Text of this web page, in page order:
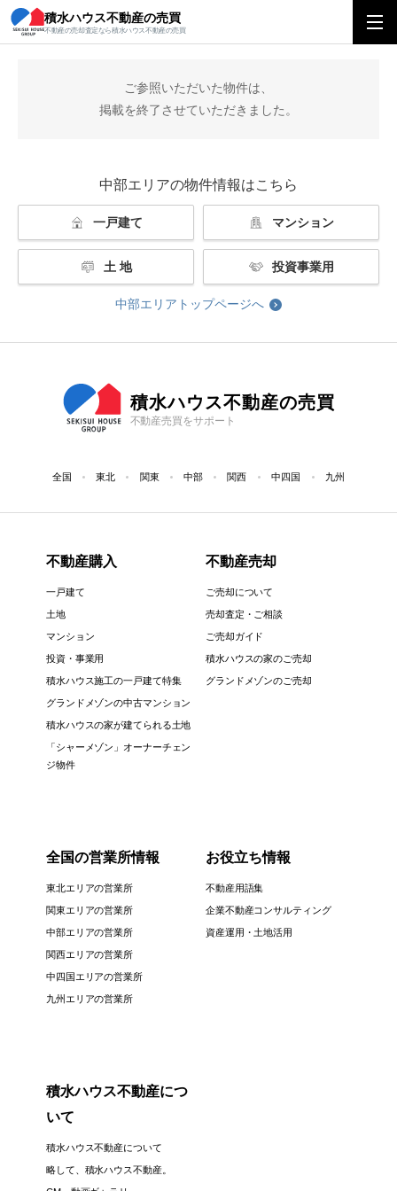
積水ハウス不動産の売買
不動産の売却査定なら積水ハウス不動産の売買
積水ハウス不動産の売買 中部エリアトップ
ご参照いただいた物件は、
掲載を終了させていただきました。
中部エリアの物件情報はこちら
一戸建て マンション
土 地 投資事業用
中部エリアトップページへ
積水ハウス不動産の売買
不動産売買をサポート
全国 東北 関東 中部 関西 中四国 九州
不動産購入
一戸建て
土地
マンション
投資・事業用
積水ハウス施工の一戸建て特集
グランドメゾンの中古マンション
積水ハウスの家が建てられる土地
「シャーメゾン」オーナーチェン
ジ物件
不動産売却
ご売却について
売却査定・ご相談
ご売却ガイド
積水ハウスの家のご売却
グランドメゾンのご売却
全国の営業所情報
東北エリアの営業所
関東エリアの営業所
中部エリアの営業所
関西エリアの営業所
中四国エリアの営業所
九州エリアの営業所
お役立ち情報
不動産用語集
企業不動産コンサルティング
資産運用・土地活用
積水ハウス不動産につ
いて
積水ハウス不動産について
略して、積水ハウス不動産。